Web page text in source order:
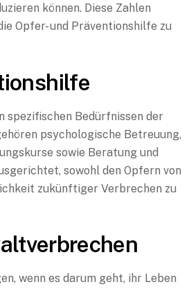
können. Diese Zahlen
Opfer- und Präventionshilfe zu
spezifischen Bedürfnissen der
psychologische Betreuung,
sowie Beratung und
sowohl den Opfern von
zukünftiger Verbrechen zu
wenn es darum geht, ihr Leben